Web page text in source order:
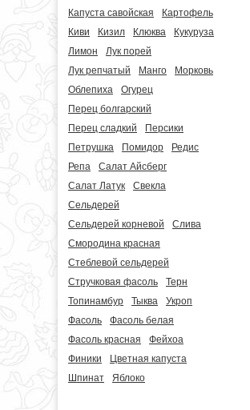
Капуста савойская
Картофель
Киви
Кизил Клюква
Кукуруза
Лимон
Лук порей
Лук репчатый
Манго
Морковь
Облепиха
Огурец
Перец болгарский
Перец сладкий
Персики
Петрушка
Помидор
Редис
Репа
Салат Айсберг
Салат Латук
Свекла
Сельдерей
Сельдерей корневой
Слива
Смородина красная
Стеблевой сельдерей
Стручковая фасоль
Терн
Топинамбур
Тыква
Укроп
Фасоль
Фасоль белая
Фасоль красная
Фейхоа
Финики
Цветная капуста
Шпинат
Яблоко